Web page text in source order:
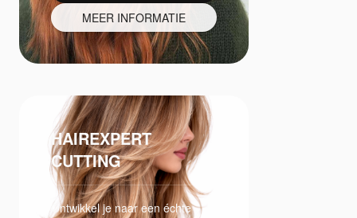
MEER INFORMATIE
HAIREXPERT
CUTTING
Ontwikkel je naar een échte